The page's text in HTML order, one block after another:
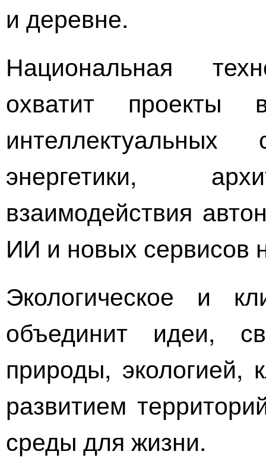
и деревне.
Национальная
охватит проекты
интеллектуальных
энергетики,
взаимодействия
ИИ и новых сервисов
Экологическое и
объединит идеи,
природы, экологией,
развитием
среды для жизни.